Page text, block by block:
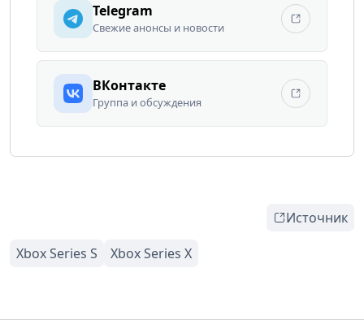
Telegram
Свежие анонсы и новости
ВКонтакте
Группа и обсуждения
Источник